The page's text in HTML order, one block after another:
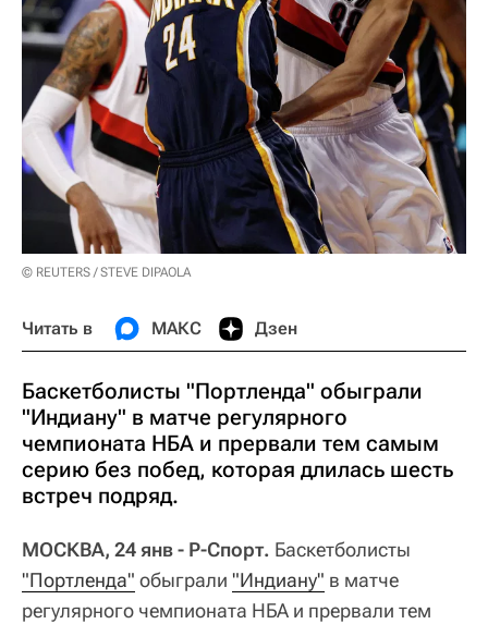
© REUTERS / STEVE DIPAOLA
Читать в МАКС Дзен
Баскетболисты "Портленда" обыграли
"Индиану" в матче регулярного
чемпионата НБА и прервали тем самым
серию без побед, которая длилась шесть
встреч подряд.
МОСКВА, 24 янв - Р-Спорт. Баскетболисты
"Портленда" обыграли "Индиану" в матче
регулярного чемпионата НБА и прервали тем